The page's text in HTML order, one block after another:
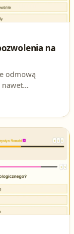
na
odmową
nawet
na jego